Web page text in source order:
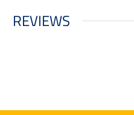
REVIEWS